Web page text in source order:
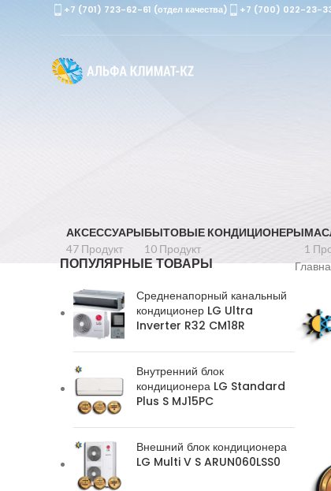
+7 (701) 723-62-61 (отдел качества) +7 (700) 022-23-
АКСЕССУАРЫ
47 Продукт
БЫТОВЫЕ КОНДИЦИОНЕРЫ
10 Продукт
1
ПОПУЛЯРНЫЕ ТОВАРЫ
Средненапорный канальный
кондиционер LG Ultra
Inverter R32 CM18R
Внутренний блок
кондиционера LG Standard
Plus S MJ15PC
Внешний блок кондиционера
LG Multi V S ARUN060LSS0